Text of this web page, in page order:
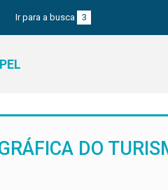
Ir para a busca 3
DO